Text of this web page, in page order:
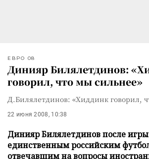
ЕВРО 08
Динияр Билялетдинов:
говорил, что мы сильнее»
Д.Билялетдинов: «Хиддинк говорил,
22 июня 2008, 10:38
Динияр Билялетдинов после игры
единственным российским
отвечавшим на вопросы